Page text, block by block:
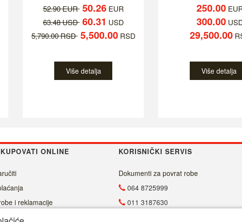
52.90 EUR 50.26EUR
63.48 USD 60.31 USD
5,790.00 RSD 5,500.00RSD
Više detalja
250.00
300.00
29,500.00
Više detalja
ONLINE KORISNIČKI SERVIS
i reklamacije
Dokumenti za povrat robe
064 8725999
011 3187630